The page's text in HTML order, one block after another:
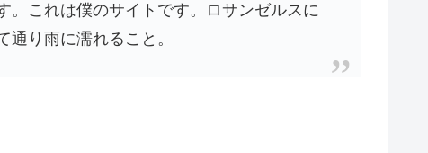
。これは僕のサイトです。ロサンゼルスに
り雨に濡れること。